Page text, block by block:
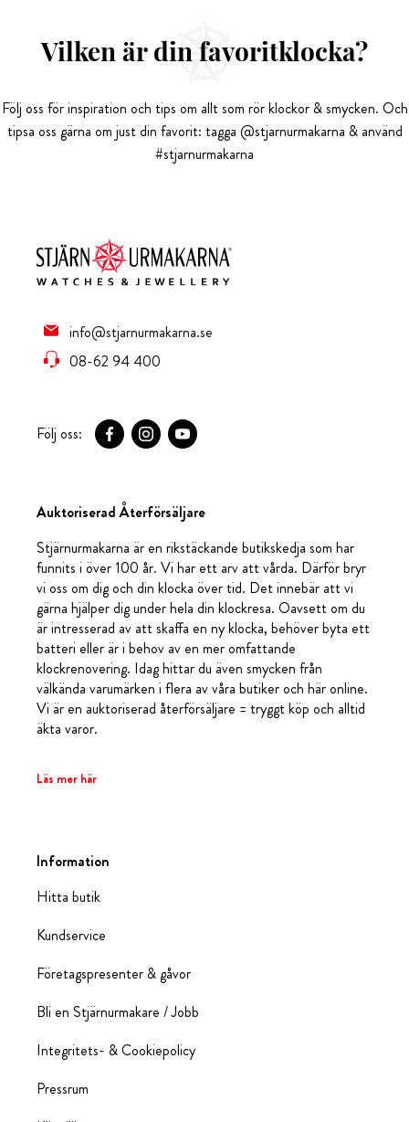
Vilken är din favoritklocka?
Följ oss för inspiration och tips om allt som rör klockor & smycken. Och
tipsa oss gärna om just din favorit: tagga @stjarnurmakarna & använd
#stjarnurmakarna
info@stjarnurmakarna.se
08-62 94 400
Följ oss:
Auktoriserad Återförsäljare
Stjärnurmakarna är en rikstäckande butikskedja som har
funnits i över 100 år. Vi har ett arv att vårda. Därför bryr
vi oss om dig och din klocka över tid. Det innebär att vi
gärna hjälper dig under hela din klockresa. Oavsett om du
är intresserad av att skaffa en ny klocka, behöver byta ett
batteri eller är i behov av en mer omfattande
klockrenovering. Idag hittar du även smycken från
välkända varumärken i flera av våra butiker och här online.
Vi är en auktoriserad återförsäljare = tryggt köp och alltid
äkta varor.
Läs mer här
Information
Hitta butik
Kundservice
Företagspresenter & gåvor
Bli en Stjärnurmakare / Jobb
Integritets- & Cookiepolicy
Pressrum